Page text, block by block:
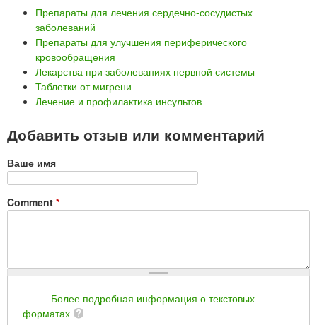
Препараты для лечения сердечно-сосудистых
заболеваний
Препараты для улучшения периферического
кровообращения
Лекарства при заболеваниях нервной системы
Таблетки от мигрени
Лечение и профилактика инсультов
Добавить отзыв или комментарий
Ваше имя
Comment *
Более подробная информация о текстовых
форматах